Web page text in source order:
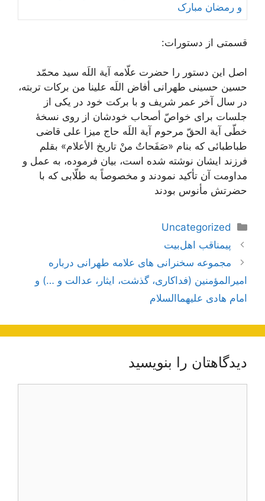
و رمضان مبارک
قسمتی از دستورات:
اصل این دستور را حضرت علّامه آیة اللَه سید محمّد
حسین حسینی طهرانی أفاض اللَه علینا من برکات تربته،
در سال آخر عمر شریف و با برکت خود در یکی از
جلسات برای خواصّ أصحاب خودشان از روی نسخۀ
خطّی آیة الحقّ مرحوم آیة اللَه حاج میزا علی قاضی
طباطبائی که بنام «صَفَحاتٌ منْ تاریخ الأعلام» بقلم
فرزند ایشان نوشته شده است، بیان فرموده، به عمل و
مداومت آن تأکید نمودند و مخصوصاً به طلّابی که با
حضرتش مأنوس بودند
دسته‌ها
Uncategorized
ناوبری
نوشته‌ها
پیمناقب اهل‌بیت
مجموعه سخنرانی های علامه طهرانی درباره
امیرالمؤمنین (فداکاری‌، گذشت، ایثار، عدالت و …) و
امام هادی علیهما‌السلام
دیدگاهتان را بنویسید